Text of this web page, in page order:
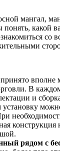
мангал,
какой
со
принято вполне
В
и
конструкция
рядом с